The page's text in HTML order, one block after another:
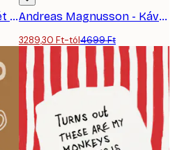
Andreas Magnusson - Két Croissant, Kérem Poszter Andreas Magnusson - Kávéklub Moka Kanna Poszter
3289,30 Ft-tól4699 Ft